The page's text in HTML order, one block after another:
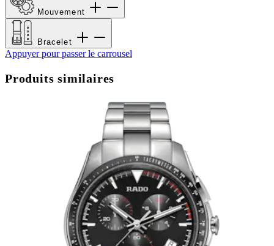
Mouvement
Bracelet
Appuyer pour passer le carrousel
Produits similaires